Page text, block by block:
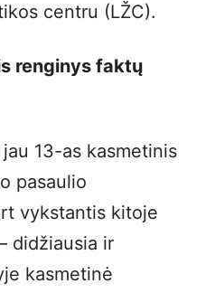
centru (LŽC).
renginys faktų
13-as kasmetinis
pasaulio
vykstantis kitoje
didžiausia ir
kasmetinė